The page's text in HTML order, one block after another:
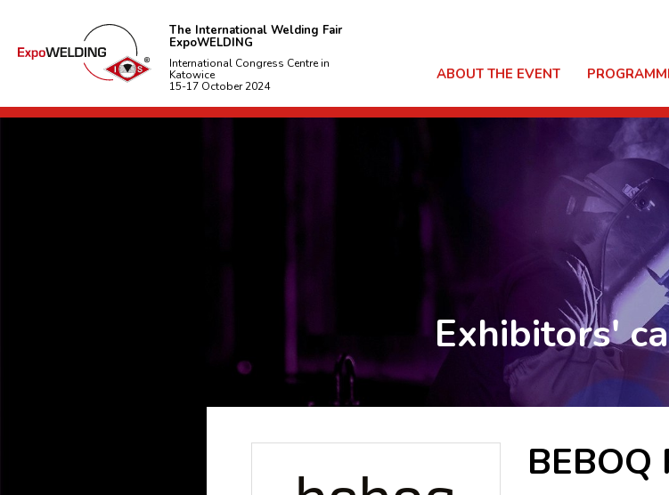
The International Welding Fair
ExpoWELDING
International Congress Centre in
Katowice
15-17 October 2024
ABOUT THE EVENT
Exhibitors'
BEBOQ